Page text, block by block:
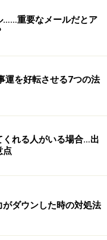
……重要なメールだとア
運を好転させる7つの法
くれる人がいる場合…出
点
ダウンした時の対処法